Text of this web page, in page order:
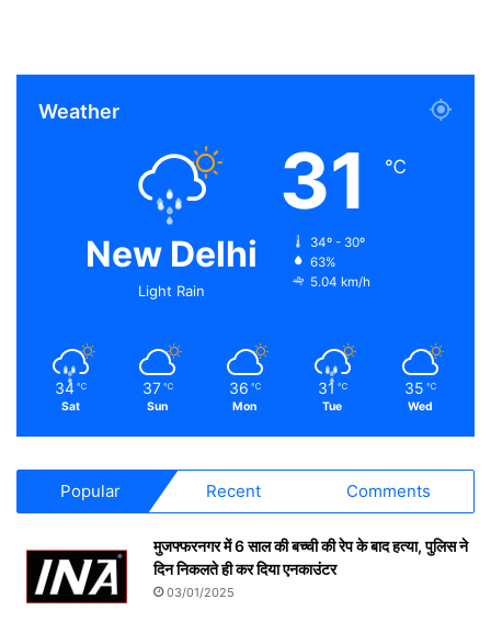
Weather
New Delhi
Light Rain
31 ℃
34º - 30º
63%
5.04 km/h
34 ℃
Sat
37 ℃
Sun
36 ℃
Mon
31 ℃
Tue
35 ℃
Wed
Popular Recent Comments
मुजफ्फरनगर में 6 साल की बच्ची की रेप के बाद हत्या, पुलिस ने
दिन निकलते ही कर दिया एनकाउंटर
03/01/2025